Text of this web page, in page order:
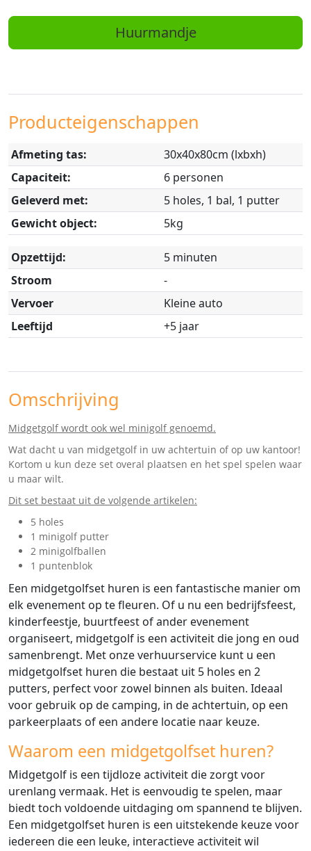
Huurmandje
Producteigenschappen
Afmeting tas:
30x40x80cm (lxbxh)
Capaciteit:
6 personen
Geleverd met:
5 holes, 1 bal, 1 putter
Gewicht object:
5kg
Opzettijd:
5 minuten
Stroom
-
Vervoer
Kleine auto
Leeftijd
+5 jaar
Omschrijving
Midgetgolf wordt ook wel minigolf genoemd.
Wat dacht u van midgetgolf in uw achtertuin of op uw kantoor!
Kortom u kun deze set overal plaatsen en het spel spelen waar
u maar wilt.
Dit set bestaat uit de volgende artikelen:
5 holes
1 minigolf putter
2 minigolfballen
1 puntenblok
Een midgetgolfset huren is een fantastische manier om
elk evenement op te fleuren. Of u nu een bedrijfsfeest,
kinderfeestje, buurtfeest of ander evenement
organiseert, midgetgolf is een activiteit die jong en oud
samenbrengt. Met onze verhuurservice kunt u een
midgetgolfset huren die bestaat uit 5 holes en 2
putters, perfect voor zowel binnen als buiten. Ideaal
voor gebruik op de camping, in de achtertuin, op een
parkeerplaats of een andere locatie naar keuze.
Waarom een midgetgolfset huren?
Midgetgolf is een tijdloze activiteit die zorgt voor
urenlang vermaak. Het is eenvoudig te spelen, maar
biedt toch voldoende uitdaging om spannend te blijven.
Een midgetgolfset huren is een uitstekende keuze voor
iedereen die een leuke, interactieve activiteit wil